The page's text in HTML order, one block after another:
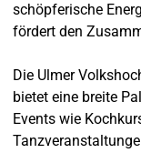
schöpferische
fördert den
Die Ulmer
bietet eine breite
Events wie